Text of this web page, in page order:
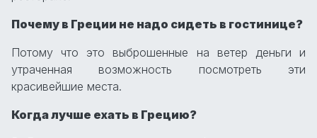
Почему в Греции не надо сидеть в гостинице?
Потому что это выброшенные на ветер деньги и
утраченная возможность посмотреть эти
красивейшие места.
Когда лучше ехать в Грецию?